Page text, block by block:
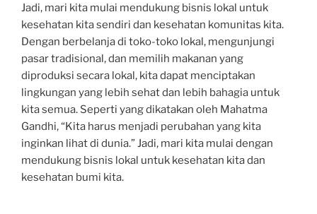
Jadi, mari kita mulai mendukung bisnis lokal untuk
kesehatan kita sendiri dan kesehatan komunitas kita.
Dengan berbelanja di toko-toko lokal, mengunjungi
pasar tradisional, dan memilih makanan yang
diproduksi secara lokal, kita dapat menciptakan
lingkungan yang lebih sehat dan lebih bahagia untuk
kita semua. Seperti yang dikatakan oleh Mahatma
Gandhi, “Kita harus menjadi perubahan yang kita
inginkan lihat di dunia.” Jadi, mari kita mulai dengan
mendukung bisnis lokal untuk kesehatan kita dan
kesehatan bumi kita.